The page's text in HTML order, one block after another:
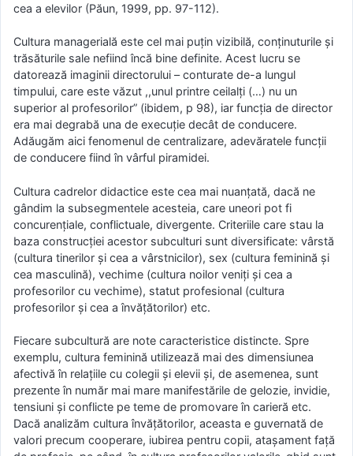
cea a elevilor (Păun, 1999, pp. 97-112).
Cultura managerială este cel mai puțin vizibilă, conținuturile și
trăsăturile sale nefiind încă bine definite. Acest lucru se
datorează imaginii directorului – conturate de-a lungul
timpului, care este văzut ,,unul printre ceilalți (…) nu un
superior al profesorilor” (ibidem, p 98), iar funcția de director
era mai degrabă una de execuție decât de conducere.
Adăugăm aici fenomenul de centralizare, adevăratele funcții
de conducere fiind în vârful piramidei.
Cultura cadrelor didactice este cea mai nuanțată, dacă ne
gândim la subsegmentele acesteia, care uneori pot fi
concurențiale, conflictuale, divergente. Criteriile care stau la
baza construcției acestor subculturi sunt diversificate: vârstă
(cultura tinerilor și cea a vârstnicilor), sex (cultura feminină și
cea masculină), vechime (cultura noilor veniți și cea a
profesorilor cu vechime), statut profesional (cultura
profesorilor și cea a învățătorilor) etc.
Fiecare subcultură are note caracteristice distincte. Spre
exemplu, cultura feminină utilizează mai des dimensiunea
afectivă în relațiile cu colegii și elevii și, de asemenea, sunt
prezente în număr mai mare manifestările de gelozie, invidie,
tensiuni și conflicte pe teme de promovare în carieră etc.
Dacă analizăm cultura învățătorilor, aceasta e guvernată de
valori precum cooperare, iubirea pentru copii, atașament față